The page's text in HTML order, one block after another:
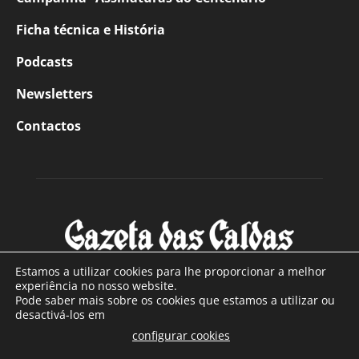
Ficha técnica e História
Podcasts
Newsletters
Contactos
SOBRE NÓS
Com sede nas Caldas da Rainha e mais de 90 anos de
Estamos a utilizar cookies para lhe proporcionar a melhor
experiência no nosso website.
Pode saber mais sobre os cookies que estamos a utilizar ou
desactivá-los em
configurar cookies